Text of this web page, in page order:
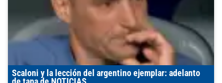
Scaloni y la lección del argentino ejemplar: adelanto